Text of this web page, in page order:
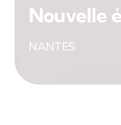
Nouvelle
NANTES